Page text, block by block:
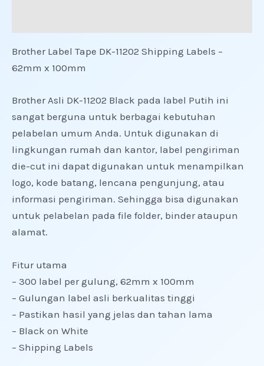
Brother Label Tape DK-11202 Shipping Labels –
62mm x 100mm
Brother Asli DK-11202 Black pada label Putih ini
sangat berguna untuk berbagai kebutuhan
pelabelan umum Anda. Untuk digunakan di
lingkungan rumah dan kantor, label pengiriman
die-cut ini dapat digunakan untuk menampilkan
logo, kode batang, lencana pengunjung, atau
informasi pengiriman. Sehingga bisa digunakan
untuk pelabelan pada file folder, binder ataupun
alamat.
Fitur utama
– 300 label per gulung, 62mm x 100mm
– Gulungan label asli berkualitas tinggi
– Pastikan hasil yang jelas dan tahan lama
– Black on White
– Shipping Labels